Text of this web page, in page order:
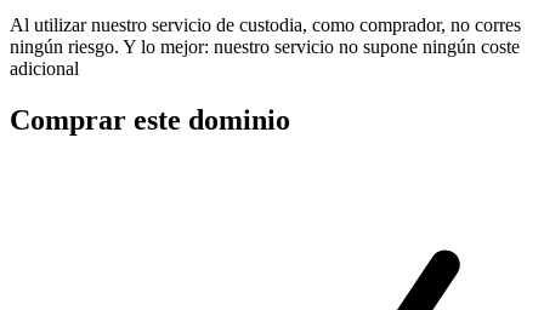
Al utilizar nuestro servicio de custodia, como comprador, no corres
ningún riesgo. Y lo mejor: nuestro servicio no supone ningún coste
adicional
Comprar este dominio